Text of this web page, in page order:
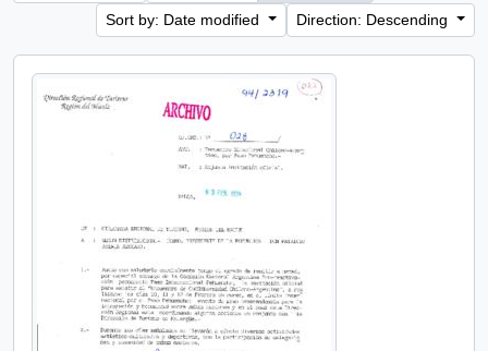
Sort by: Date modified
Direction: Descending